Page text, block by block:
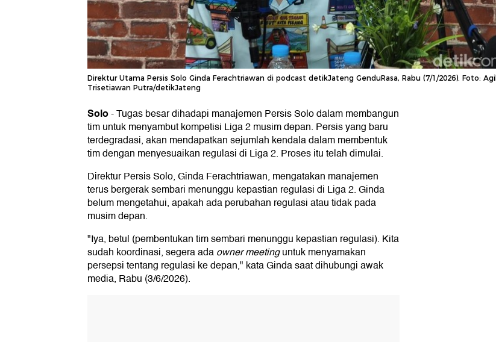
Direktur Utama Persis Solo Ginda Ferachtriawan di podcast detikJateng GenduRasa, Rabu (7/1/2026). Foto: Agil
Trisetiawan Putra/detikJateng
Solo-Tugas besar dihadapi manajemen Persis Solo dalam membangun
tim untuk menyambut kompetisi Liga 2 musim depan. Persis yang baru
terdegradasi, akan mendapatkan sejumlah kendala dalam membentuk
tim dengan menyesuaikan regulasi di Liga 2. Proses itu telah dimulai.
Direktur Persis Solo, Ginda Ferachtriawan, mengatakan manajemen
terus bergerak sembari menunggu kepastian regulasi di Liga 2. Ginda
belum mengetahui, apakah ada perubahan regulasi atau tidak pada
musim depan.
"Iya, betul (pembentukan tim sembari menunggu kepastian regulasi). Kita
sudah koordinasi, segera adaowner meetinguntuk menyamakan
persepsi tentang regulasi ke depan," kata Ginda saat dihubungi awak
media, Rabu (3/6/2026).